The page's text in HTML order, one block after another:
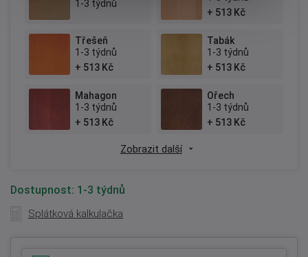
1-3 týdnů
+ 513 Kč
Třešeň
1-3 týdnů
+ 513 Kč
Tabák
1-3 týdnů
+ 513 Kč
Mahagon
1-3 týdnů
+ 513 Kč
Ořech
1-3 týdnů
+ 513 Kč
Zobrazit další
Dostupnost: 1-3 týdnů
Splátková kalkulačka